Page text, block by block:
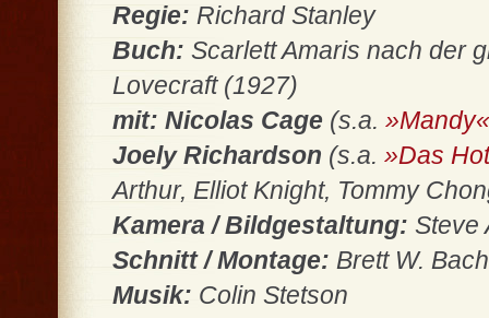
Regie: Richard Stanley
Buch: Scarlett Amaris nach der
Lovecraft (1927)
mit: Nicolas Cage (s.a. »Mandy«
Joely Richardson (s.a. »Das
Arthur, Elliot Knight, Tommy
Kamera / Bildgestaltung: Steve
Schnitt / Montage: Brett W.
Musik: Colin Stetson